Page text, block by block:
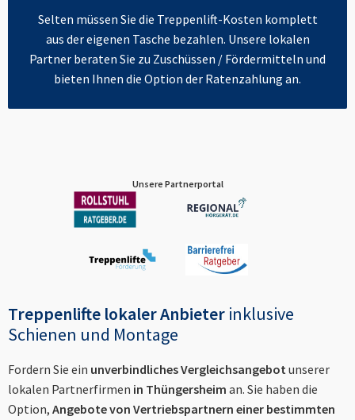
Selten müssen Sie die Treppenlift-Kosten komplett
aus der eigenen Tasche bezahlen. Unsere lokalen
Partner beraten Sie zu Zuschüssen / Fördermitteln und
bieten Ihnen die Option der Ratenzahlung an.
Unsere Partnerportal
Treppenlifte lokaler Anbieter inklusive
Schienen und Montage
Fordern Sie ein unverbindliches Vergleichsangebotunserer
lokalen Partnerfirmen in Thüngersheim an. Sie haben die
Option, Angebote von Vertriebspartnern einer bestimmten